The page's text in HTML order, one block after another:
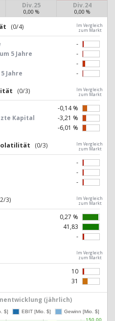
Div.25
0,00 %
Div.24
0,00 %
(0/4)
Im Vergleich
zum Markt
-
5 Jahre
-
-
Jahre
-
(0/3)
Im Vergleich
zum Markt
-0,14 %
Kapital
-3,21 %
-6,01 %
(0/3)
Im Vergleich
zum Markt
-
-
-
3)
Im Vergleich
zum Markt
0,27 %
41,83
-
Im Vergleich
zum Markt
10
31
(jährlich)